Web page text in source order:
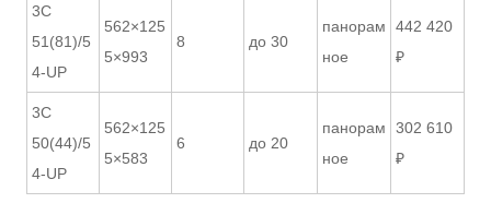
3С
51(81)/5
4-UP
562×125
5×993
8 до 30
панорам
ное
442 420
₽
3С
50(44)/5
4-UP
562×125
5×583
6 до 20
панорам
ное
302 610
₽